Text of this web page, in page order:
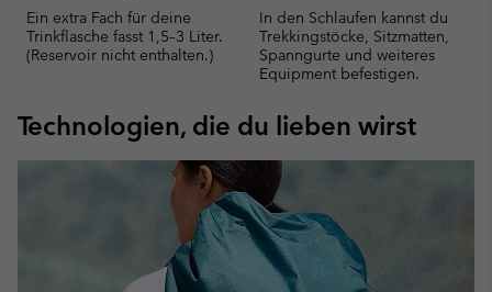
Ein extra Fach für deine
Trinkflasche fasst 1,5–3 Liter.
(Reservoir nicht enthalten.)
In den Schlaufen kannst du
Trekkingstöcke, Sitzmatten,
Spanngurte und weiteres
Equipment befestigen.
Technologien, die du lieben wirst